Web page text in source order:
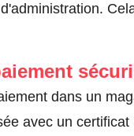
dans un
avec un